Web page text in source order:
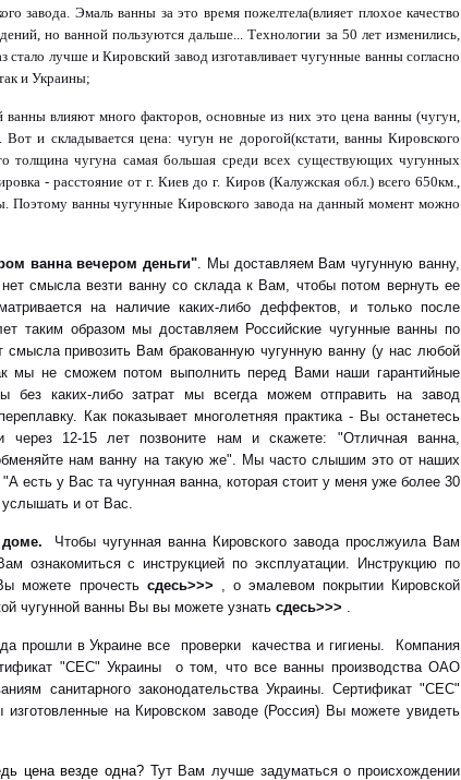
завода. Эмаль ванны за это время пожелтела(влияет плохое качество
но ванной пользуются дальше... Технологии за 50 лет изменились,
лучше и Кировский завод изготавливает чугунные ванны согласно
и Украины;
ванны влияют много факторов, основные из них это цена ванны (чугун,
Вот и складывается цена: чугун не дорогой(кстати, ванны Кировского
толщина чугуна самая большая среди всех существующих чугунных
- расстояние от г. Киев до г. Киров (Калужская обл.) всего 650км.,
Поэтому ванны чугунные Кировского завода на данный момент можно
ванна вечером деньги". Мы доставляем Вам чугунную ванну,
смысла везти ванну со склада к Вам, чтобы потом вернуть ее
на наличие каких-либо деффектов, и только после
таким образом мы доставляем Российские чугунные ванны по
смысла привозить Вам бракованную чугунную ванну (у нас любой
мы не сможем потом выполнить перед Вами наши гарантийные
без каких-либо затрат мы всегда можем отправить на завод
Как показывает многолетняя практика - Вы останетесь
12-15 лет позвоните нам и скажете: "Отличная ванна,
нам ванну на такую же". Мы часто слышим это от наших
есть у Вас та чугунная ванна, которая стоит у меня уже более 30
и от Вас.
Чтобы чугунная ванна Кировского завода прослжуила Вам
ознакомиться с инструкцией по эксплуатации. Инструкцию по
можете прочесть сдесь>>> , о эмалевом покрытии Кировской
чугунной ванны Вы вы можете узнать сдесь>>> .
прошли в Украине все проверки качества и гигиены. Компания
"СЕС" Украины о том, что все ванны производства ОАО
санитарного законодательства Украины. Сертификат "СЕС"
на Кировском заводе (Россия) Вы можете увидеть
цена везде одна? Тут Вам лучше задуматься о происхождении